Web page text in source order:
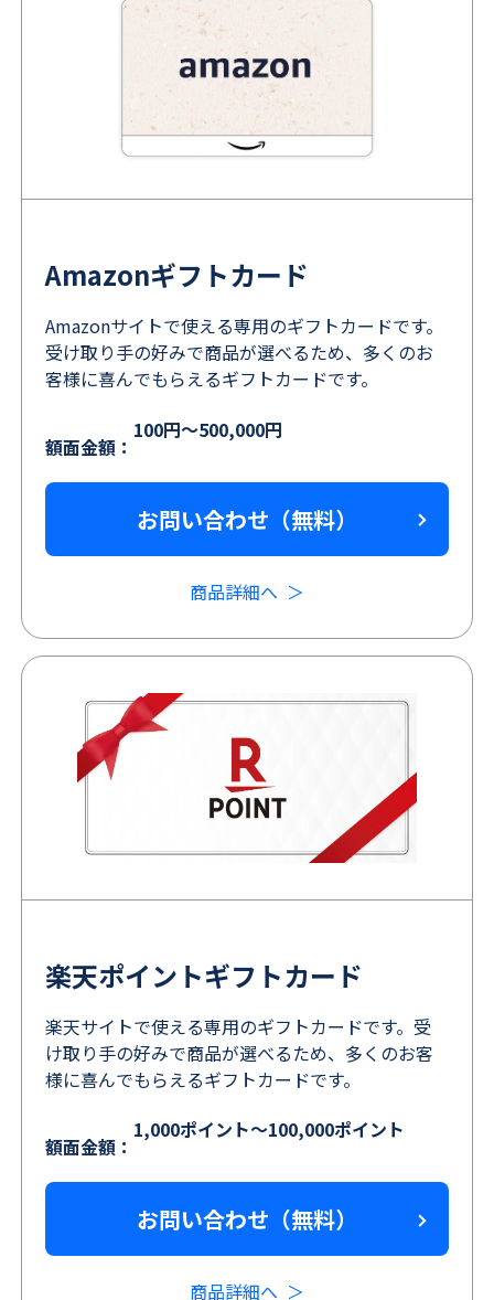
Amazonギフトカード
Amazonサイトで使える専用のギフトカードです。
受け取り手の好みで商品が選べるため、多くのお
客様に喜んでもらえるギフトカードです。
額面金額：
100円～500,000円
お問い合わせ（無料）
商品詳細へ
楽天ポイントギフトカード
楽天サイトで使える専用のギフトカードです。受
け取り手の好みで商品が選べるため、多くのお客
様に喜んでもらえるギフトカードです。
額面金額：
1,000ポイント～100,000ポイント
お問い合わせ（無料）
商品詳細へ